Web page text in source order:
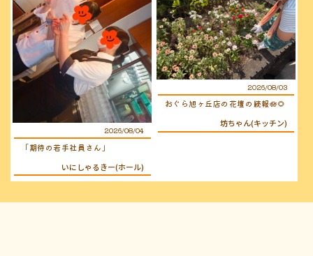
2026/08/04
「期待の若手社員さん」
いにしゃるきー(ホール)
2026/08/03
おぐら旭ヶ丘店の花壇の続報🪷🌻
坊ちゃん(キッチン)